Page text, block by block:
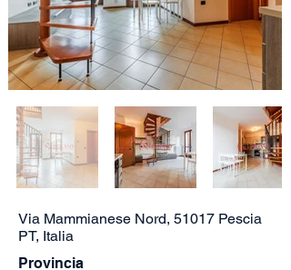
Via Mammianese Nord, 51017 Pescia
PT, Italia
Provincia